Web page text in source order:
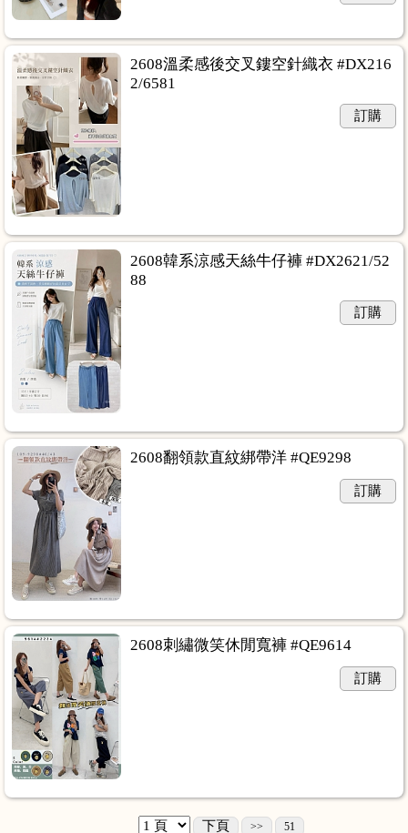
2608溫柔感後交叉鏤空針織衣 #DX216
2/6581
訂購
2608韓系涼感天絲牛仔褲 #DX2621/52
88
訂購
2608翻領款直紋綁帶洋 #QE9298
訂購
2608刺繡微笑休閒寬褲 #QE9614
訂購
下頁 >> 51